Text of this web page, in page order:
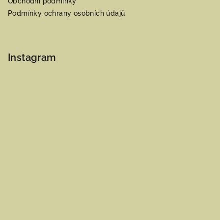
Podmínky ochrany osobních údajů
Instagram